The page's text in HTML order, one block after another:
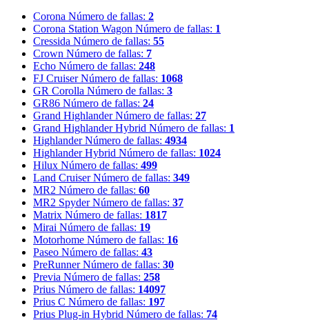
Corona Número de fallas: 2
Corona Station Wagon Número de fallas: 1
Cressida Número de fallas: 55
Crown Número de fallas: 7
Echo Número de fallas: 248
FJ Cruiser Número de fallas: 1068
GR Corolla Número de fallas: 3
GR86 Número de fallas: 24
Grand Highlander Número de fallas: 27
Grand Highlander Hybrid Número de fallas: 1
Highlander Número de fallas: 4934
Highlander Hybrid Número de fallas: 1024
Hilux Número de fallas: 499
Land Cruiser Número de fallas: 349
MR2 Número de fallas: 60
MR2 Spyder Número de fallas: 37
Matrix Número de fallas: 1817
Mirai Número de fallas: 19
Motorhome Número de fallas: 16
Paseo Número de fallas: 43
PreRunner Número de fallas: 30
Previa Número de fallas: 258
Prius Número de fallas: 14097
Prius C Número de fallas: 197
Prius Plug-in Hybrid Número de fallas: 74